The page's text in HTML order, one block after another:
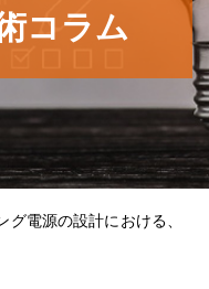
コラム
グ電源の設計における、